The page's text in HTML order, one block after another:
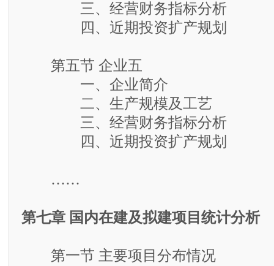
三、经营财务指标分析
四、近期投资扩产规划
第五节 企业五
一、企业简介
二、生产规模及工艺
三、经营财务指标分析
四、近期投资扩产规划
……
第七章 国内在建及拟建项目统计分析
第一节 主要项目分布情况